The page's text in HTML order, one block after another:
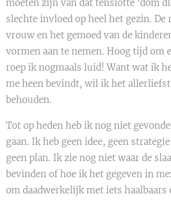
moeten zijn van dat tenslotte 'dom
slechte invloed op heel het gezin.
vrouw en het gemoed van de
vormen aan te nemen. Hoog tijd om
roep ik nogmaals luid! Want wat ik
me heen bevindt, wil ik het
behouden.
Tot op heden heb ik nog niet
gaan. Ik heb geen idee, geen
geen plan. Ik zie nog niet waar de
bevinden of hoe ik het gegeven in
om daadwerkelijk met iets haalbaars